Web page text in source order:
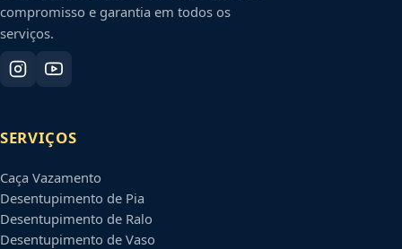
compromisso e garantia em todos os
serviços.
SERVIÇOS
Caça Vazamento
Desentupimento de Pia
Desentupimento de Ralo
Desentupimento de Vaso